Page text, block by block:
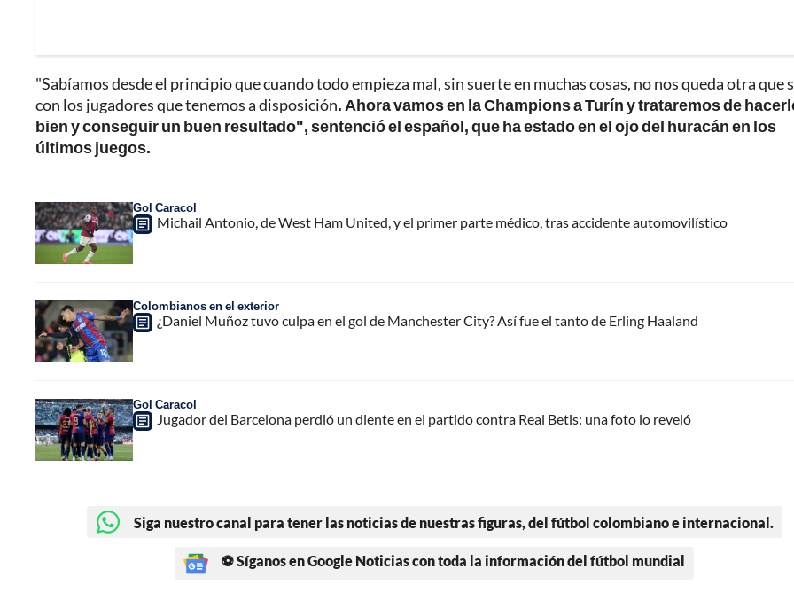
"Sabíamos desde el principio que cuando todo empieza mal, sin suerte en muchas cosas, no nos queda otra que
con los jugadores que tenemos a disposición. Ahora vamos en la Champions a Turín y trataremos de
bien y conseguir un buen resultado", sentenció el español, que ha estado en el ojo del huracán en los
últimos juegos.
Gol Caracol
Michail Antonio, de West Ham United, y el primer parte médico, tras accidente automovilístico
Colombianos en el exterior
¿Daniel Muñoz tuvo culpa en el gol de Manchester City? Así fue el tanto de Erling Haaland
Gol Caracol
Jugador del Barcelona perdió un diente en el partido contra Real Betis: una foto lo reveló
Siga nuestro canal para tener las noticias de nuestras figuras, del fútbol colombiano e internacional.
⚽ Síganos en Google Noticias con toda la información del fútbol mundial